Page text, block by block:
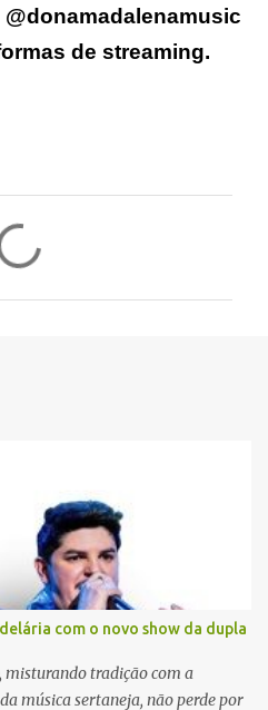
de streaming.
com o novo show da dupla
misturando tradição com a
música sertaneja, não perde por